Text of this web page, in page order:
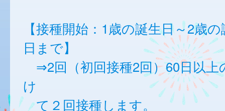
【接種開始：1歳の誕生日～2歳
日まで】
⇒2回（初回接種2回）60日以上
け
て２回接種します。